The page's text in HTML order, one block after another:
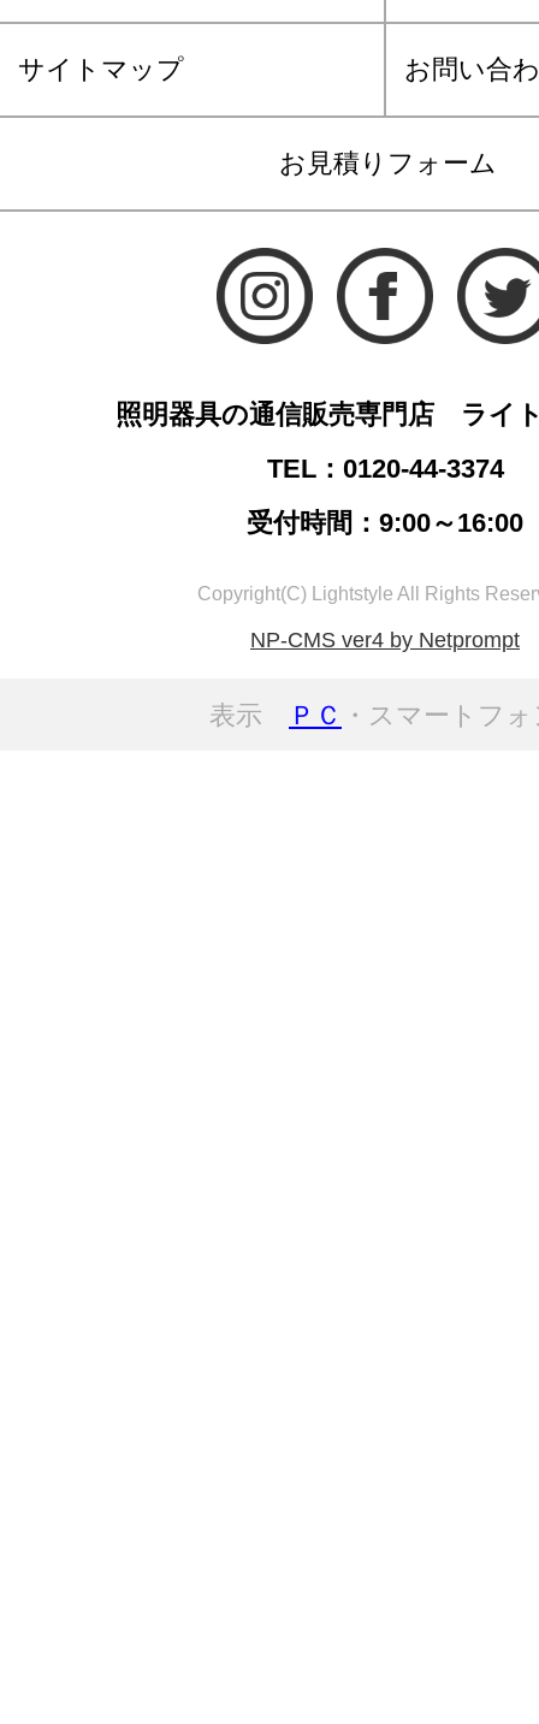
サイトマップ お問い合
お見積りフォーム
照明器具の通信販売専門店 ライ
TEL：0120-44-3374
受付時間：9:00～16:00
Copyright(C) Lightstyle All Rights
NP-CMS ver4 by Netprompt
表示 ＰＣ ・スマートフ